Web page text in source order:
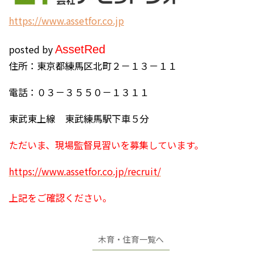
https://www.assetfor.co.jp
posted byAssetRed
住所：東京都練馬区北町２－１３－１１
電話：０３－３５５０－１３１１
東武東上線 東武練馬駅下車５分
ただいま、現場監督見習いを募集しています。
https://www.assetfor.co.jp/recruit/
上記をご確認ください。
木育・住育一覧へ